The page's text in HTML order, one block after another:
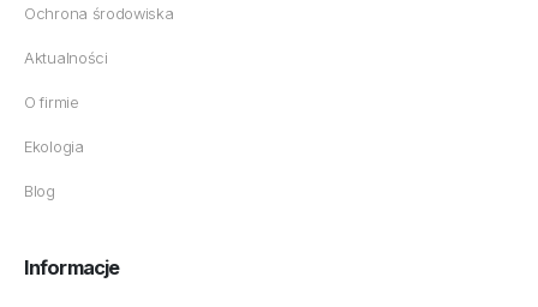
Ochrona środowiska
Aktualności
O firmie
Ekologia
Blog
Informacje